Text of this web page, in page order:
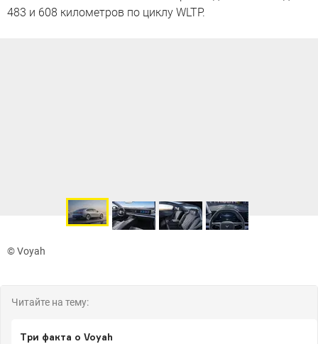
483 и 608 километров по циклу WLTP.
© Voyah
Читайте на тему:
Три факта о Voyah